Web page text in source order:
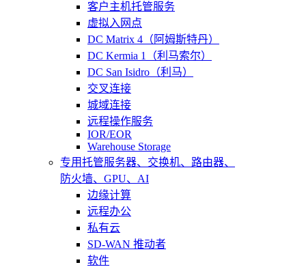
客户主机托管服务
虚拟入网点
DC Matrix 4（阿姆斯特丹）
DC Kermia 1（利马索尔）
DC San Isidro（利马）
交叉连接
城域连接
远程操作服务
IOR/EOR
Warehouse Storage
专用托管服务器、交换机、路由器、
防火墙、GPU、AI
边缘计算
远程办公
私有云
SD-WAN 推动者
软件